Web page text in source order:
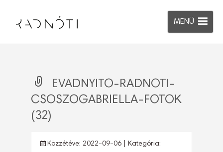
MENÜ
EVADNYITO-RADNOTI-
CSOSZOGABRIELLA-FOTOK
(32)
Közzétéve: 2022-09-06 | Kategória: